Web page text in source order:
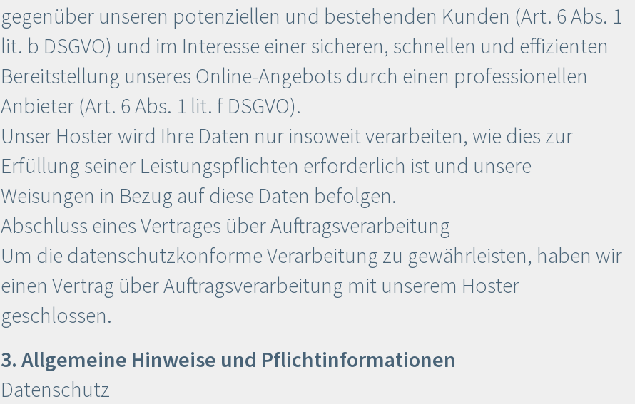
gegenüber unseren potenziellen und bestehenden Kunden (Art. 6 Abs. 1
lit. b DSGVO) und im Interesse einer sicheren, schnellen und effizienten
Bereitstellung unseres Online-Angebots durch einen professionellen
Anbieter (Art. 6 Abs. 1 lit. f DSGVO).
Unser Hoster wird Ihre Daten nur insoweit verarbeiten, wie dies zur
Erfüllung seiner Leistungspflichten erforderlich ist und unsere
Weisungen in Bezug auf diese Daten befolgen.
Abschluss eines Vertrages über Auftragsverarbeitung
Um die datenschutzkonforme Verarbeitung zu gewährleisten, haben wir
einen Vertrag über Auftragsverarbeitung mit unserem Hoster
geschlossen.
3. Allgemeine Hinweise und Pflichtinformationen
Datenschutz